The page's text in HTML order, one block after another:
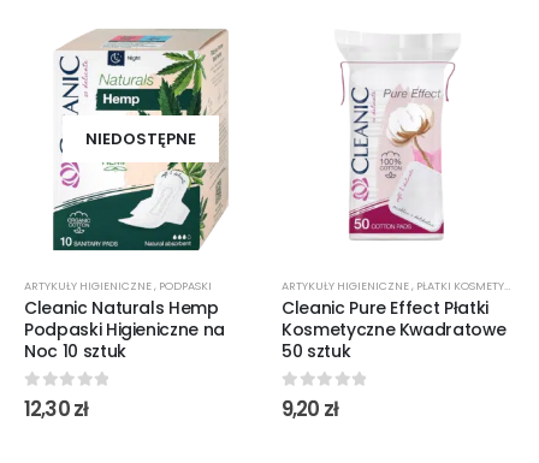
NIEDOSTĘPNE
ARTYKUŁY HIGIENICZNE , PODPASKI
Cleanic Naturals Hemp
Podpaski Higieniczne na
Noc 10 sztuk
0out of 5
12,30zł
ARTYKUŁY HIGIENICZNE , PŁATKI KOSMETYCZNE
Cleanic Pure Effect Płatki
Kosmetyczne Kwadratowe
50 sztuk
0out of 5
9,20 zł